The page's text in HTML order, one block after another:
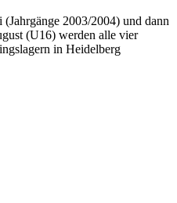
2003/2004) und dann
(U16) werden alle vier
in Heidelberg